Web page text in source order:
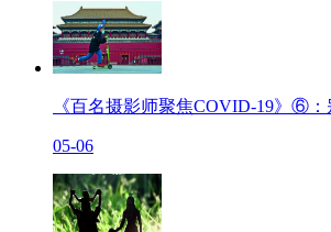
《百名摄影师聚焦COVID-19》⑥
05-06